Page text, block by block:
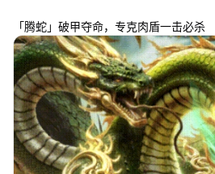
「腾蛇」破甲夺命，专克肉盾一击必杀